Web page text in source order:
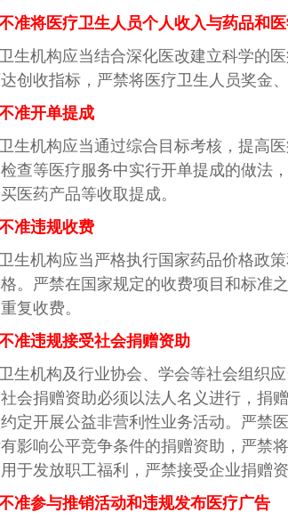
准将医疗卫生人员个人收入与药品和
生机构应当结合深化医改建立科学的
创收指标，严禁将医疗卫生人员奖金
准开单提成
生机构应当通过综合目标考核，提高
查等医疗服务中实行开单提成的做法
医药产品等收取提成。
准违规收费
生机构应当严格执行国家药品价格政
。严禁在国家规定的收费项目和标准
复收费。
准违规接受社会捐赠资助
生机构及行业协会、学会等社会组织
会捐赠资助必须以法人名义进行，捐
定开展公益非营利性业务活动。严禁
影响公平竞争条件的捐赠资助，严禁
于发放职工福利，严禁接受企业捐赠
准参与推销活动和违规发布医疗广告